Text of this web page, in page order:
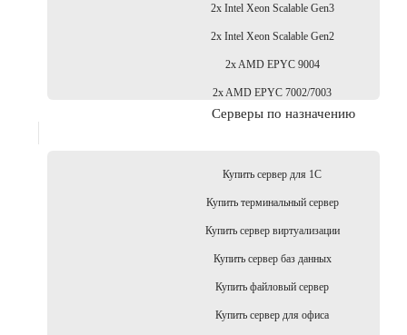
2x Intel Xeon Scalable Gen3
2x Intel Xeon Scalable Gen2
2x AMD EPYC 9004
2x AMD EPYC 7002/7003
Серверы по назначению
Купить сервер для 1С
Купить терминальный сервер
Купить сервер виртуализации
Купить сервер баз данных
Купить файловый сервер
Купить сервер для офиса